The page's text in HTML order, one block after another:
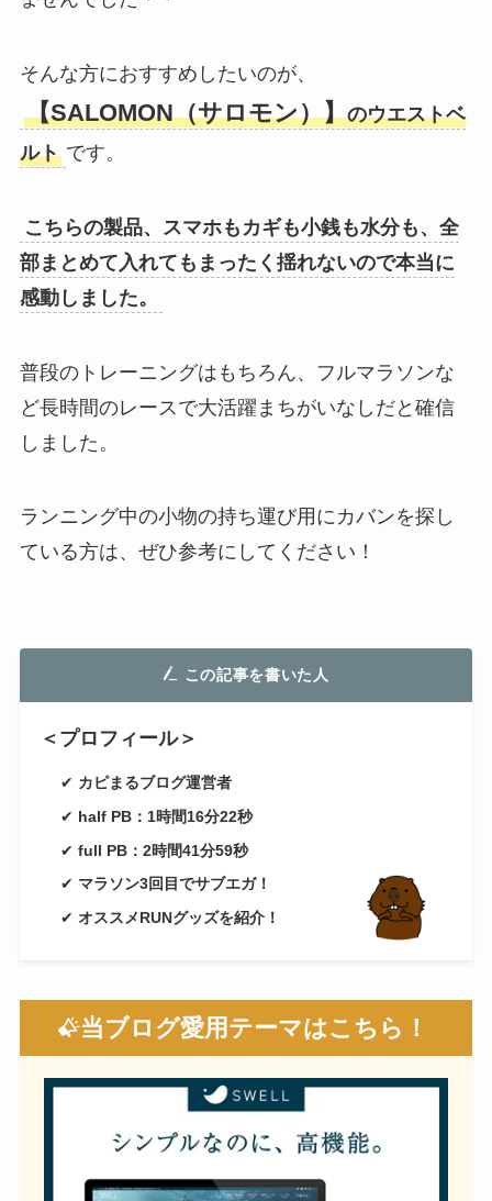
そんな方におすすめしたいのが、
【SALOMON（サロモン）】のウエストベ
ルト です。
こちらの製品、スマホもカギも小銭も水分も、全
部まとめて入れてもまったく揺れないので本当に
感動しました。
普段のトレーニングはもちろん、フルマラソンな
ど長時間のレースで大活躍まちがいなしだと確信
しました。
ランニング中の小物の持ち運び用にカバンを探し
ている方は、ぜひ参考にしてください！
この記事を書いた人
＜プロフィール＞
✔ カピまるブログ運営者
✔ half PB：1時間16分22秒
✔ full PB：2時間41分59秒
✔ マラソン3回目でサブエガ！
✔オススメRUNグッズを紹介！
当ブログ愛用テーマはこちら！